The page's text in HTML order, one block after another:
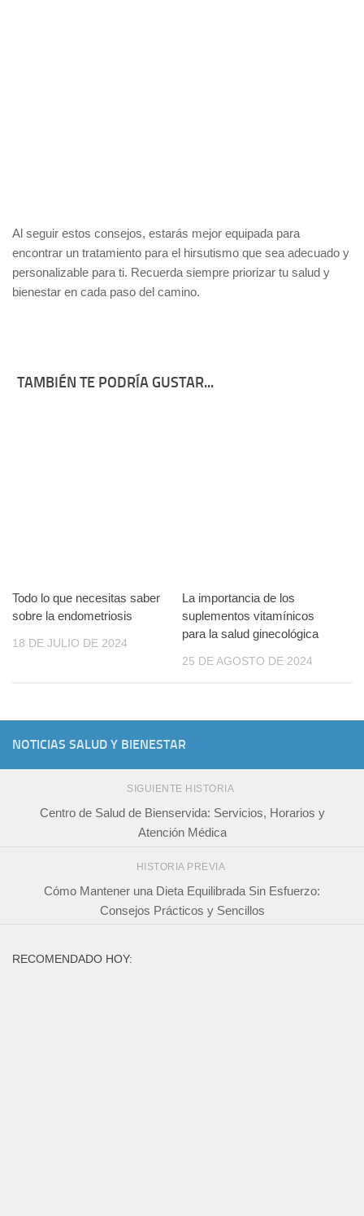
Al seguir estos consejos, estarás mejor equipada para
encontrar un tratamiento para el hirsutismo que sea adecuado y
personalizable para ti. Recuerda siempre priorizar tu salud y
bienestar en cada paso del camino.
TAMBIÉN TE PODRÍA GUSTAR...
Todo lo que necesitas saber
sobre la endometriosis
18 DE JULIO DE 2024
La importancia de los
suplementos vitamínicos
para la salud ginecológica
25 DE AGOSTO DE 2024
NOTICIAS SALUD Y BIENESTAR
SIGUIENTE HISTORIA
Centro de Salud de Bienservida: Servicios, Horarios y
Atención Médica
HISTORIA PREVIA
Cómo Mantener una Dieta Equilibrada Sin Esfuerzo:
Consejos Prácticos y Sencillos
RECOMENDADO HOY: